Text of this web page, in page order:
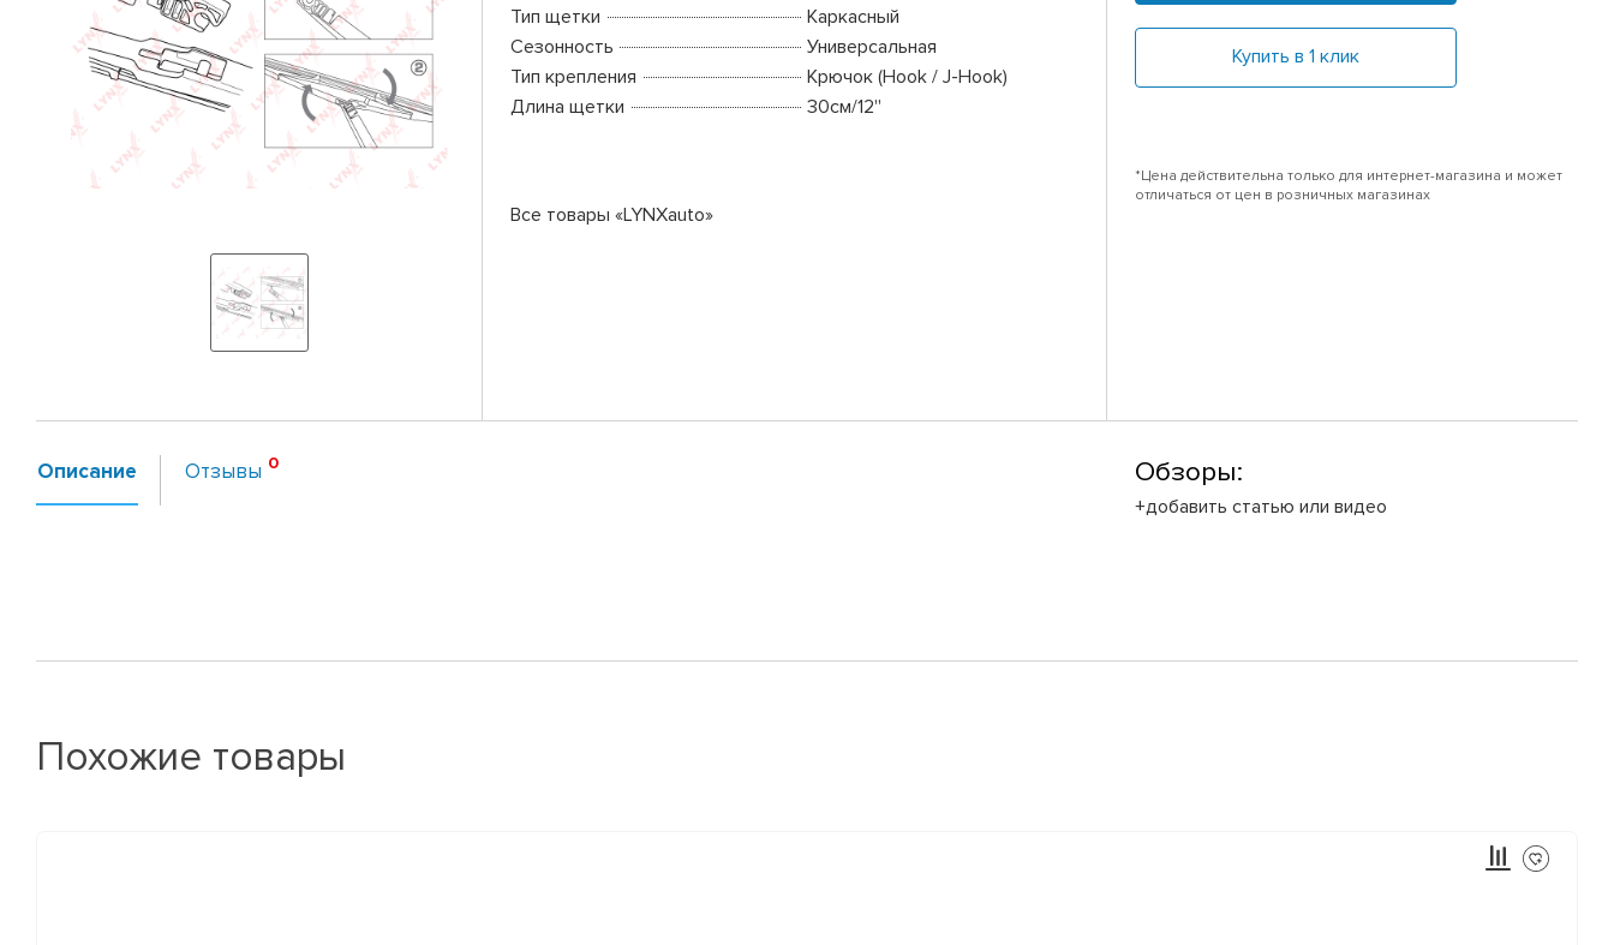
Тип щетки
Каркасный
Сезонность
Универсальная
Тип крепления
Крючок (Hook / J-Hook)
Длина щетки
30см/12''
Все товары «LYNXauto»
Купить в 1 клик
*Цена действительна только для интернет-магазина и может
отличаться от цен в розничных магазинах
Описание Отзывы Обзоры:
+добавить статью или видео
Похожие товары